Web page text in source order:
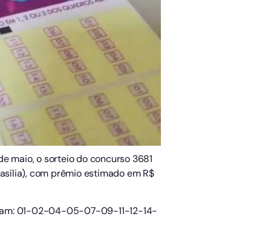
maio, o sorteio do concurso 3681
com prêmio estimado em R$
01-02-04-05-07-09-11-12-14-